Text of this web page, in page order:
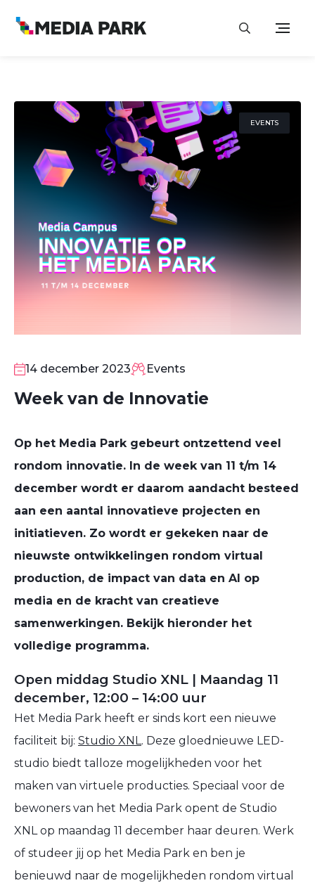
EVENTS
DEC
14 december 2023 Events
Week van de Innovatie
Op het Media Park gebeurt ontzettend veel
rondom innovatie. In de week van 11 t/m 14
december wordt er daarom aandacht besteed
aan een aantal innovatieve projecten en
initiatieven. Zo wordt er gekeken naar de
nieuwste ontwikkelingen rondom virtual
production, de impact van data en AI op
media en de kracht van creatieve
samenwerkingen. Bekijk hieronder het
volledige programma.
Open middag Studio XNL | Maandag 11
december, 12:00 – 14:00 uur
Het Media Park heeft er sinds kort een nieuwe
faciliteit bij: Studio XNL . Deze gloednieuwe LED-
studio biedt talloze mogelijkheden voor het
maken van virtuele producties. Speciaal voor de
bewoners van het Media Park opent de Studio
XNL op maandag 11 december haar deuren. Werk
of studeer jij op het Media Park en ben je
benieuwd naar de mogelijkheden rondom virtual